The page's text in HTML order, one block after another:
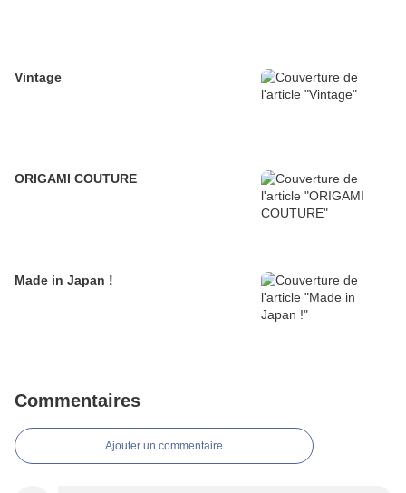
Vintage
ORIGAMI COUTURE
Made in Japan !
Commentaires
Ajouter un commentaire